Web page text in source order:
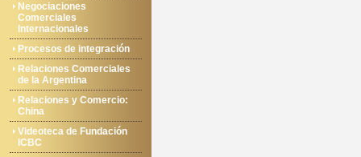
Negociaciones
Comerciales
Internacionales
Procesos de integración
Relaciones Comerciales
de la Argentina
Relaciones y Comercio:
China
Videoteca de Fundación
ICBC